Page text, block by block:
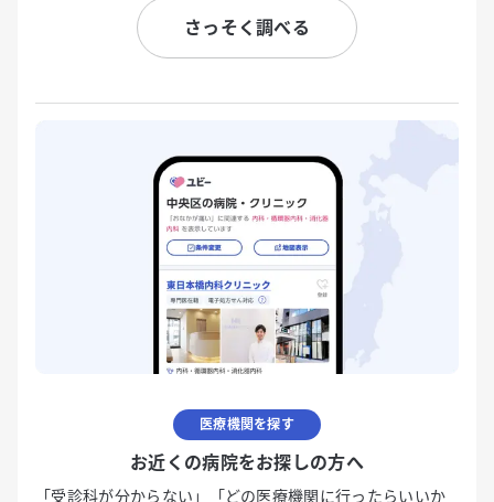
さっそく調べる
医療機関を探す
お近くの病院をお探しの方へ
「受診科が分からない」「どの医療機関に行ったらいいか